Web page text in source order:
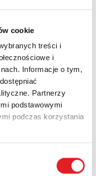
cookie
treści i
i
Informacje o tym,
Partnerzy
podstawowymi
podczas korzystania
oferty